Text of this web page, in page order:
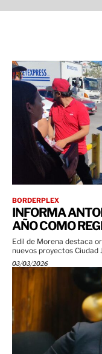
BORDERPLEX
INFORMA
AÑO COMO
Edil de Morena destaca
nuevos
03/03/2026